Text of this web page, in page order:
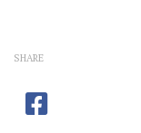
SHARE